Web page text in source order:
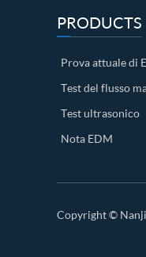
PRODUCTS
Prova attuale di
Test del flusso
Test ultrasonico
Nota EDM
Copyright ©